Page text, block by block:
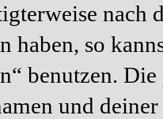
nach
haben, so
benutzen.
und